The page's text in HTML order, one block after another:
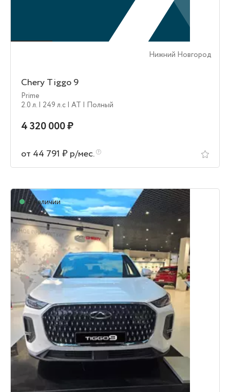
Нижний Новгород
Chery Tiggo 9
Prime
2.0 л. | 249 л.c | AT | Полный
4 320 000 ₽
от 44 791 ₽ р/мес.
В наличии